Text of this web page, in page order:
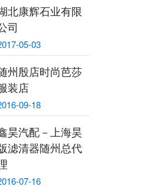
北康辉石业有限
司
05-03
州殷店时尚芭莎
装店
09-18
昊汽配－上海昊
滤清器随州总代
07-16